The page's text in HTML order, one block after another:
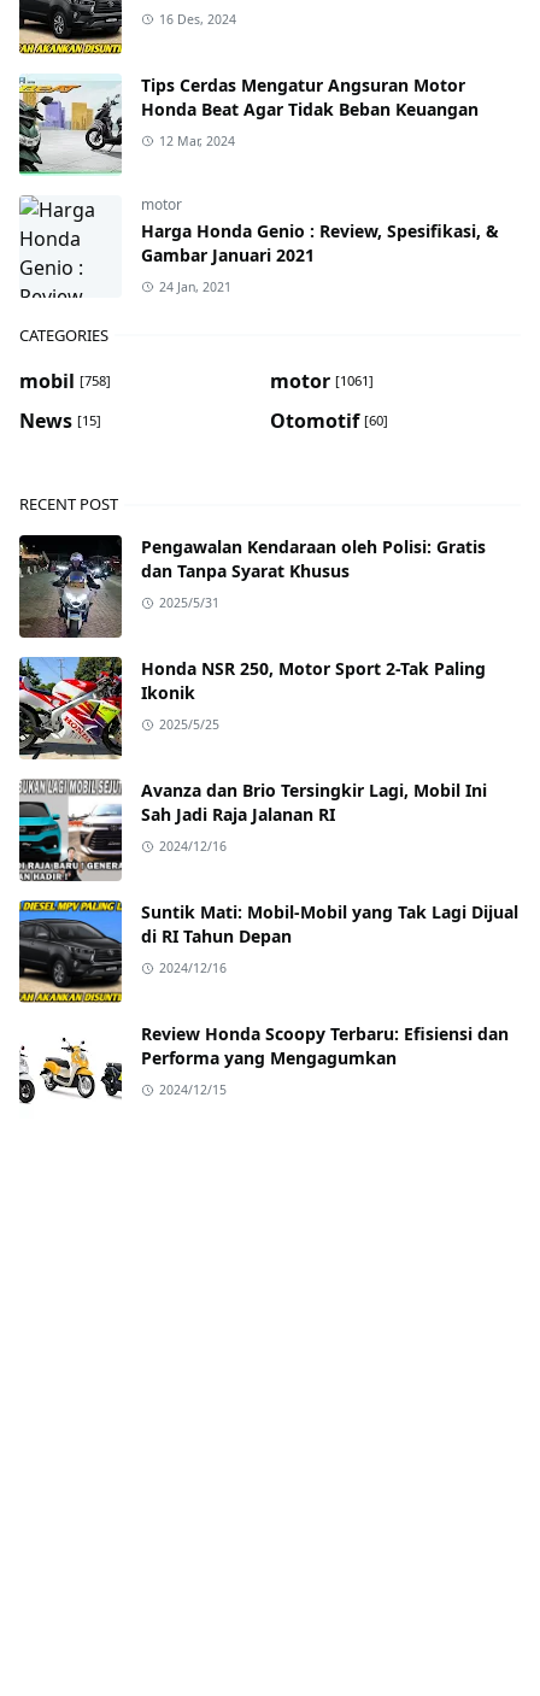
16 Des, 2024
Tips Cerdas Mengatur Angsuran Motor
Honda Beat Agar Tidak Beban Keuangan
12 Mar, 2024
motor
Harga Honda Genio : Review, Spesifikasi, &
Gambar Januari 2021
24 Jan, 2021
CATEGORIES
mobil [758] motor [1061]
News [15] Otomotif [60]
RECENT POST
Pengawalan Kendaraan oleh Polisi: Gratis
dan Tanpa Syarat Khusus
2025/5/31
Honda NSR 250, Motor Sport 2-Tak Paling
Ikonik
2025/5/25
Avanza dan Brio Tersingkir Lagi, Mobil Ini
Sah Jadi Raja Jalanan RI
2024/12/16
Suntik Mati: Mobil-Mobil yang Tak Lagi Dijual
di RI Tahun Depan
2024/12/16
Review Honda Scoopy Terbaru: Efisiensi dan
Performa yang Mengagumkan
2024/12/15